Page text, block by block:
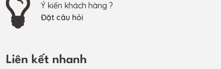
Ý kiến khách hàng ?
Đặt câu hỏi
Liên kết nhanh